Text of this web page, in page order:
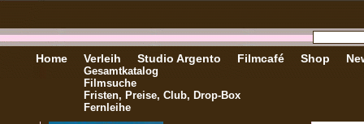
Home Verleih
Gesamtkatalog
Filmsuche
Fristen, Preise, Club, Drop-Box
Fernleihe
Studio Argento Filmcafé Shop